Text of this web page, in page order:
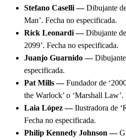
Stefano Caselli —Dibujante de
Man’. Fecha no especificada.
Rick Leonardi —Dibujante
2099’. Fecha no especificada.
Juanjo Guarnido —Dibujante
especificada.
Pat Mills —Fundador de
the Warlock’ o ‘Marshall
Laia López —Ilustradora de
Fecha no especificada.
Philip Kennedy Johnson —